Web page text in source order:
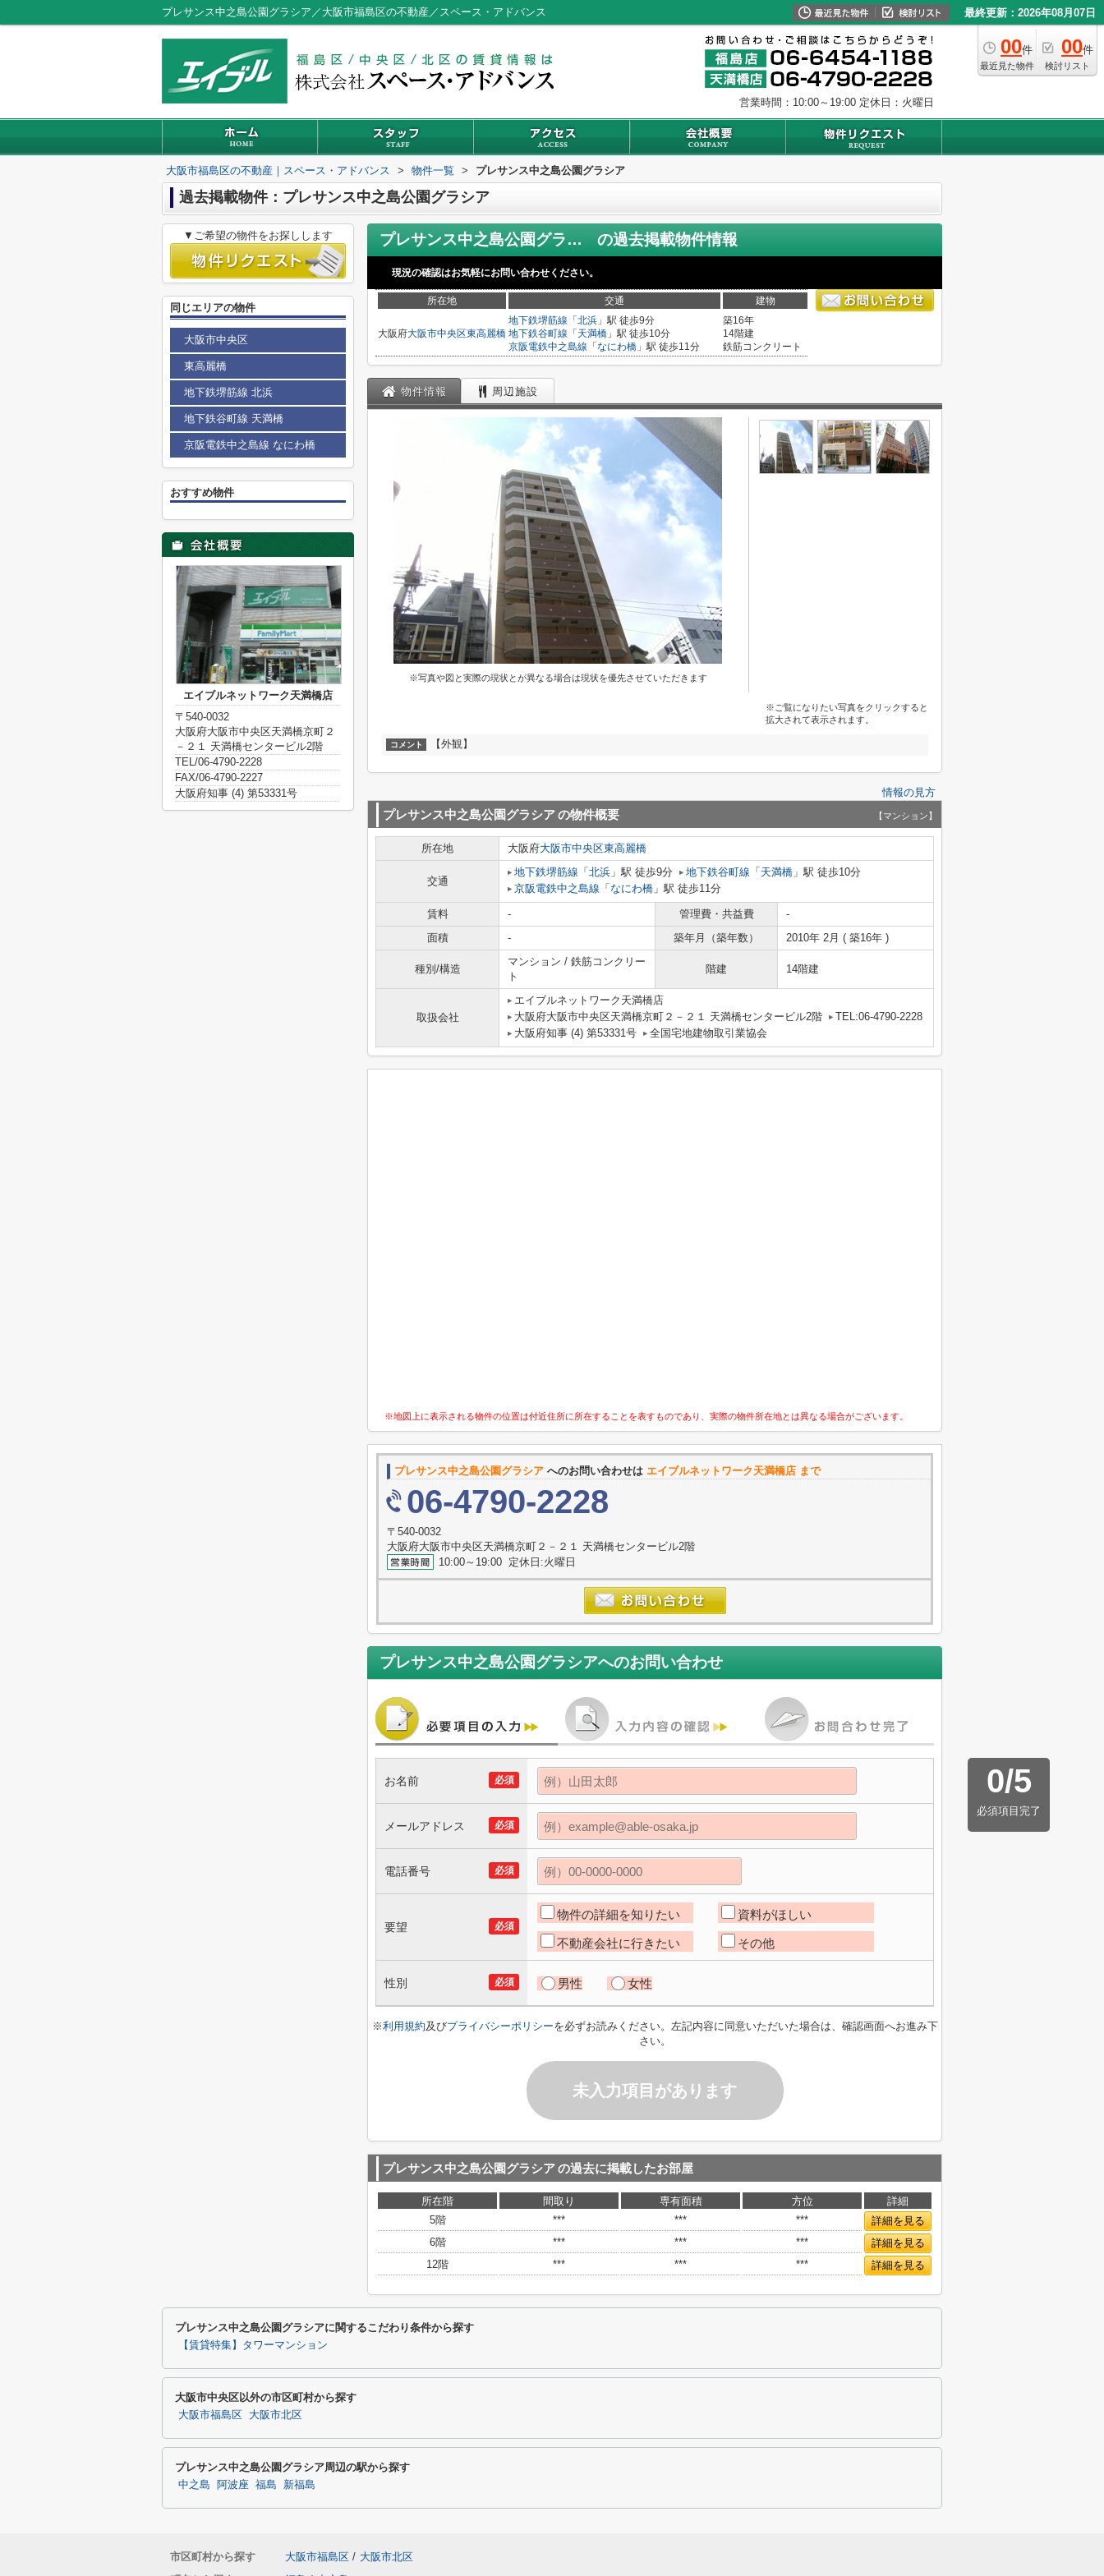
プレサンス中之島公園グラシア／大阪市福島区の不動産／スペース・アドバンス 最終更新：2026年08月07日
00件
最近見た物件
00件
検討リスト
営業時間：10:00～19:00 定休日：火曜日
大阪市福島区の不動産｜スペース・アドバンス > 物件一覧 > プレサンス中之島公園グラシア
過去掲載物件：プレサンス中之島公園グラシア
プレサンス中之島公園グラシア の過去掲載物件情報
現況の確認はお気軽にお問い合わせください。
所在地 交通 建物
大阪府大阪市中央区東高麗橋
地下鉄堺筋線 「 北浜 」駅 徒歩9分
地下鉄谷町線 「 天満橋 」駅 徒歩10分
京阪電鉄中之島線 「 なにわ橋 」駅 徒歩11分
築16年
14階建
鉄筋コンクリート
物件情報 周辺施設
※写真や図と実際の現状とが異なる場合は現状を優先させていただきます
※ご覧になりたい写真をクリックすると
拡大されて表示されます。
コメント 【外観】
情報の見方
プレサンス中之島公園グラシアの物件概要 【マンション】
所在地 大阪府大阪市中央区東高麗橋
交通
地下鉄堺筋線 「 北浜 」駅 徒歩9分 地下鉄谷町線 「 天満橋 」駅 徒歩10分
京阪電鉄中之島線 「 なにわ橋 」駅 徒歩11分
賃料 - 管理費・共益費
-
面積
- 築年月（築年数） 2010年 2月 ( 築16年 )
種別/構造
マンション / 鉄筋コンクリー
ト
階建 14階建
取扱会社
エイブルネットワーク天満橋店
大阪府大阪市中央区天満橋京町２－２１ 天満橋センタービル2階
TEL:06-4790-2228
大阪府知事 (4) 第53331号
全国宅地建物取引業協会
※地図上に表示される物件の位置は付近住所に所在することを表すものであり、実際の物件所在地とは異なる場合がございます。
プレサンス中之島公園グラシア へのお問い合わせは エイブルネットワーク天満橋店 まで
06-4790-2228
〒540-0032
大阪府大阪市中央区天満橋京町２－２１ 天満橋センタービル2階
10:00～19:00 定休日:火曜日
プレサンス中之島公園グラシアへのお問い合わせ
0/5
必須項目完了
必須
お名前
必須
メールアドレス
必須
電話番号
必須
要望
物件の詳細を知りたい 資料がほしい
不動産会社に行きたい その他
必須
性別 男性 女性
※利用規約及びプライバシーポリシーを必ずお読みください。左記内容に同意いただいた場合は、確認画面へお進み下
さい。
未入力項目があります
プレサンス中之島公園グラシアの過去に掲載したお部屋
所在階 間取り 専有面積 方位
詳細
5階
*** *** ***
詳細を見る
6階
*** *** ***
詳細を見る
12階
*** *** *** 詳細を見る
▼ご希望の物件をお探しします
同じエリアの物件
大阪市中央区
東高麗橋
地下鉄堺筋線 北浜
地下鉄谷町線 天満橋
京阪電鉄中之島線 なにわ橋
おすすめ物件
エイブルネットワーク天満橋店
〒540-0032
大阪府大阪市中央区天満橋京町２
－２１ 天満橋センタービル2階
TEL/06-4790-2228
FAX/06-4790-2227
大阪府知事 (4) 第53331号
プレサンス中之島公園グラシアに関するこだわり条件から探す
【賃貸特集】タワーマンション
大阪市中央区以外の市区町村から探す
大阪市福島区 大阪市北区
プレサンス中之島公園グラシア周辺の駅から探す
中之島 阿波座 福島 新福島
市区町村から探す 大阪市福島区 / 大阪市北区